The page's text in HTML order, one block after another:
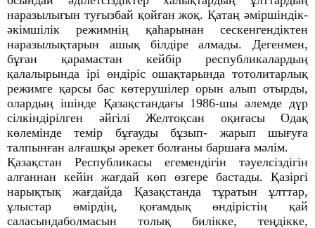
наразылығын туғызбай қойған жоқ. Қатаң әміршіндік-
әкімшілік режимнің қаһарынан сескенгендіктен
наразылықтарын ашық білдіре алмады. Дегенмен,
бұған қарамастан кейбір республикалардың
қалалырында ірі өндіріс ошақтарында тотолитарлық
режимге қарсы бас көтерушілер орын алып отырды,
олардың ішінде Қазақстандағы 1986-шы әлемде дүр
сілкіндірілген әйгілі Желтоқсан оқиғасы Одақ
көлемінде темір бұғауды бұзып- жарып шығуға
талпынған алғашқы әрекет болғаны баршаға мәлім.
Қазақстан Республикасы егемендігін тәуелсіздігін
алғаннан кейін жағдай көп өзгере бастады. Қазіргі
нарықтық жағдайда Қазақстанда тұратын ұлттар,
ұлыстар өмірдің, қоғамдық өндірістің қай
саласындаболмасын толық билікке, теңдікке,